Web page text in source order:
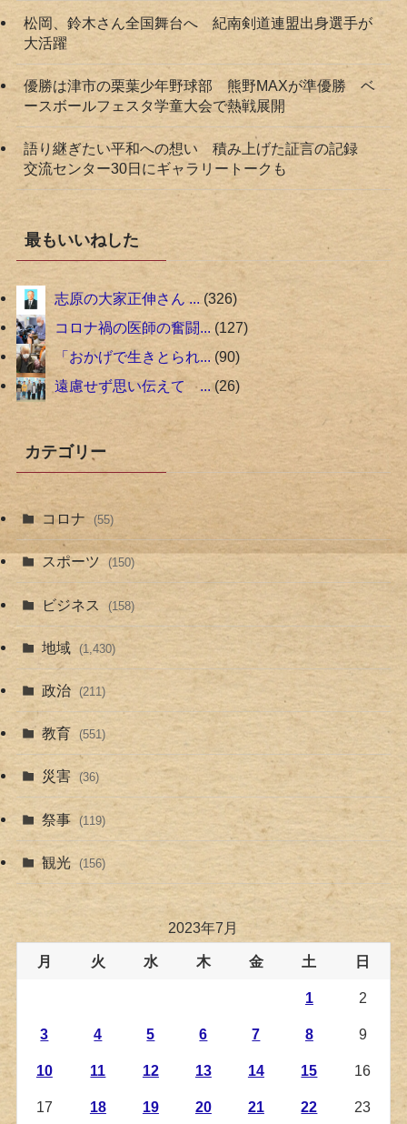
松岡、鈴木さん全国舞台へ 紀南剣道連盟出身選手が
大活躍
優勝は津市の栗葉少年野球部 熊野MAXが準優勝 ベ
ースボールフェスタ学童大会で熱戦展開
語り継ぎたい平和への想い 積み上げた証言の記録
交流センター30日にギャラリートークも
最もいいねした
志原の大家正伸さん ... 326
コロナ禍の医師の奮闘... 127
「おかげで生きとられ... 90
遠慮せず思い伝えて ... 26
カテゴリー
コロナ (55)
スポーツ (150)
ビジネス (158)
地域 (1,430)
政治 (211)
教育 (551)
災害 (36)
祭事 (119)
観光 (156)
2023年7月
月 火 水 木 金 土 日
1 2
3 4 5 6 7 8 9
10 11 12 13 14 15 16
17 18 19 20 21 22 23